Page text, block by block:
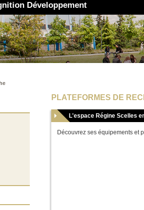
Développement
PLATEFORMES DE
L'espace Régine Scelles
Découvrez ses équipements et